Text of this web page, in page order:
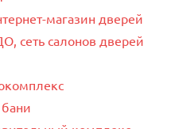
магазин дверей
сеть салонов дверей